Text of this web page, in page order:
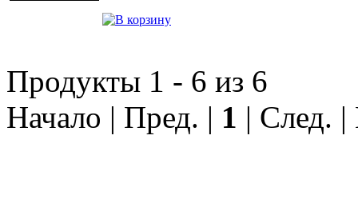
Продукты 1 - 6 из 6
Начало | Пред. | 1 | След.